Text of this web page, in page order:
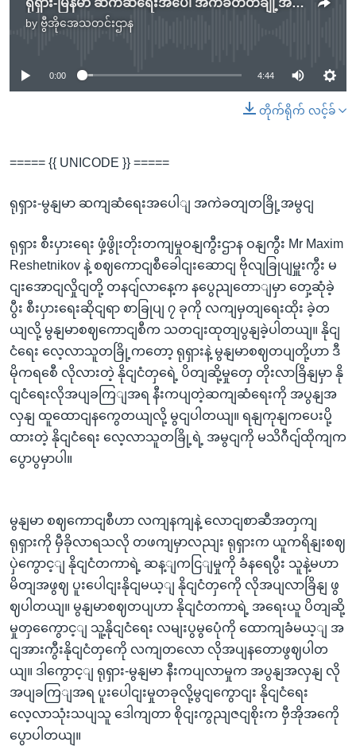
by ဗွီအိုအေသတင်းဌာန
No media source currently available
0:00 4:44
တိုက်ရိုက် လင့်ခ်
===== {{ UNICODE }} =====
ရုရှား-မွနျမာ ဆကျဆံရေးအပေါျ အကဲခတျတခြို့အမွငျ
ရုရှား စီးပှားရေး ဖှံ့ဖွိုးတိုးတကျမှုဝနျကွီးဌာန ဝနျကွီး Mr Maxim
Reshetnikov နဲ့ စဈကောငျစီခေါငျးဆောငျ ဗိုလျခြုပျမှူးကွီး မ
ငျးအောငျလှိုငျတို့ တနငျ်လာနေ့က နပွေညျတောျမှာ တှေ့ဆုံခဲ့
ပွီး စီးပှားရေးဆိုငျရာ စာခြုပျ ၇ ခုကို လကျမှတျရေးထိုး ခဲ့တ
ယျလို့ မွနျမာစဈကောငျစီက သတငျးထုတျပွနျခဲ့ပါတယျ။ နိုငျ
ငံရေး လေ့လာသူတခြို့ကတော့ ရုရှားနဲ့ မွနျမာစဈတပျတို့ဟာ ဒီ
မိုကရစေီ လိုလားတဲ့ နိုငျငံတှရေဲ့ ပိတျဆို့မှုတှေ တိုးလာခြိနျမှာ နို
ငျငံရေးလိုအပျခကြျအရ နီးကပျတဲ့ဆကျဆံရေးကို အပွနျအ
လှနျ ထူထောငျနကွေတယျလို့ မွငျပါတယျ။ ရနျကုနျကပေးပို့
ထားတဲ့ နိုငျငံရေး လေ့လာသူတခြို့ရဲ့ အမွငျကို မသိဂီငျ်ထိုကျက
ပွောပွမှာပါ။
မွနျမာ စဈကောငျစီဟာ လကျနကျနဲ့ လောငျစာဆီအတှကျ
ရုရှားကို မှီခိုလာရသလို တဖကျမှာလညျး ရုရှားက ယူကရိနျးစဈ
ပှဲကွောင့ျ နိုငျငံတကာရဲ့ ဆန့ျကငြျမှုကို ခံနရေပွီး သူနဲ့မဟာ
မိတျအဖွဈ ပူးပေါငျးနိုငျမယ့ျ နိုငျငံတှကေို လိုအပျလာခြိနျ ဖွ
ဈပါတယျ။ မွနျမာစဈတပျဟာ နိုငျငံတကာရဲ့ အရေးယူ ပိတျဆို့
မှုတှကွေောင့ျ သူ့နိုငျငံရေး လမျးပွမွပေုံကို ထောကျခံမယ့ျ အ
ငျအားကွီးနိုငျငံတှကေို လကျတလော လိုအပျနတောဖွဈပါတ
ယျ။ ဒါကွောင့ျ ရုရှား-မွနျမာ နီးကပျလာမှုက အပွနျအလှနျ လို
အပျခကြျအရ ပူးပေါငျးမှုတခုလို့မွငျကွောငျး နိုငျငံရေး
လေ့လာသုံးသပျသူ ဒေါကျတာ စိုငျးကွညျဇငျစိုးက ဗှီအိုအကေို
ပွောပါတယျ။